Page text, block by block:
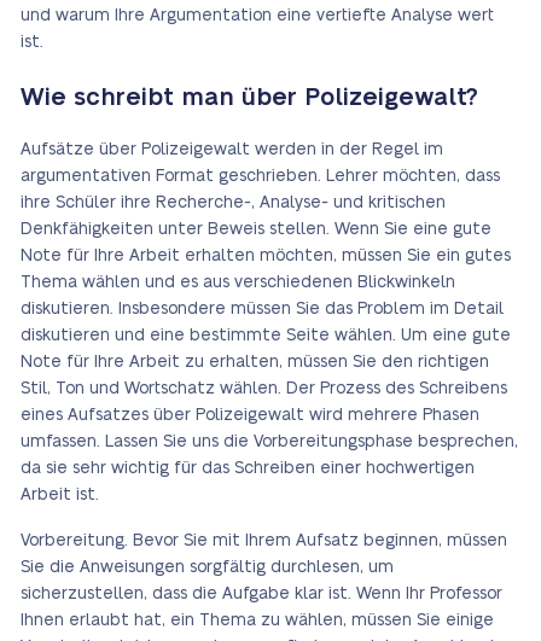
und warum Ihre Argumentation eine vertiefte Analyse wert
ist.
Wie schreibt man über Polizeigewalt?
Aufsätze über Polizeigewalt werden in der Regel im
argumentativen Format geschrieben. Lehrer möchten, dass
ihre Schüler ihre Recherche-, Analyse- und kritischen
Denkfähigkeiten unter Beweis stellen. Wenn Sie eine gute
Note für Ihre Arbeit erhalten möchten, müssen Sie ein gutes
Thema wählen und es aus verschiedenen Blickwinkeln
diskutieren. Insbesondere müssen Sie das Problem im Detail
diskutieren und eine bestimmte Seite wählen. Um eine gute
Note für Ihre Arbeit zu erhalten, müssen Sie den richtigen
Stil, Ton und Wortschatz wählen. Der Prozess des Schreibens
eines Aufsatzes über Polizeigewalt wird mehrere Phasen
umfassen. Lassen Sie uns die Vorbereitungsphase besprechen,
da sie sehr wichtig für das Schreiben einer hochwertigen
Arbeit ist.
Vorbereitung. Bevor Sie mit Ihrem Aufsatz beginnen, müssen
Sie die Anweisungen sorgfältig durchlesen, um
sicherzustellen, dass die Aufgabe klar ist. Wenn Ihr Professor
Ihnen erlaubt hat, ein Thema zu wählen, müssen Sie einige